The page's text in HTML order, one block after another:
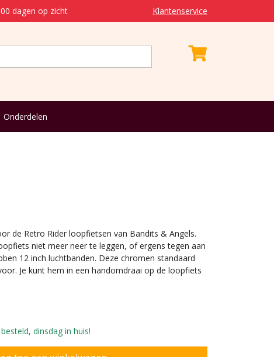
dagen op zicht Klantenservice
Onderdelen
de Retro Rider loopfietsen van Bandits & Angels.
niet meer neer te leggen, of ergens tegen aan
12 inch luchtbanden. Deze chromen standaard
Je kunt hem in een handomdraai op de loopfiets
dinsdag in huis!